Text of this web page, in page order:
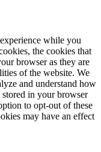
while you
the cookies that
browser as they are
of the website. We
and understand how
in your browser
to opt-out of these
may have an effect